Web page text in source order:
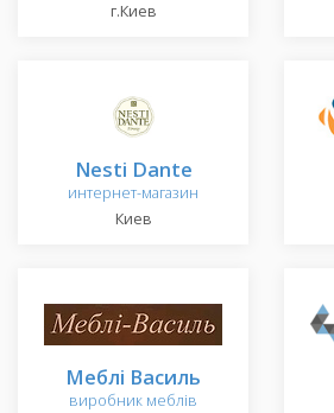
г.Киев
Nesti Dante
интернет-магазин
Киев
Меблі Василь
виробник меблів